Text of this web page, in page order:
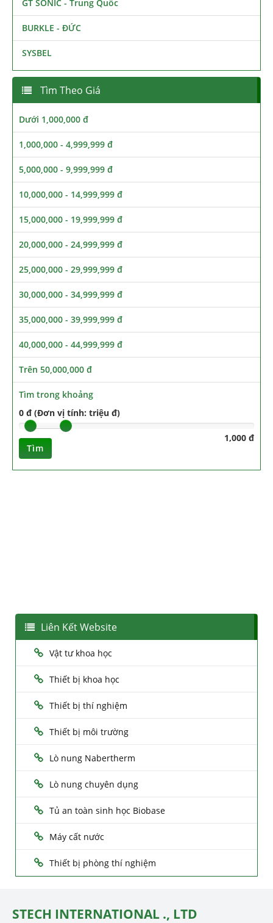
GT SONIC - Trung Quốc
BURKLE - ĐỨC
SYSBEL
Tìm Theo Giá
Dưới 1,000,000 đ
1,000,000 - 4,999,999 đ
5,000,000 - 9,999,999 đ
10,000,000 - 14,999,999 đ
15,000,000 - 19,999,999 đ
20,000,000 - 24,999,999 đ
25,000,000 - 29,999,999 đ
30,000,000 - 34,999,999 đ
35,000,000 - 39,999,999 đ
40,000,000 - 44,999,999 đ
Trên 50,000,000 đ
Tìm trong khoảng
0 đ (Đơn vị tính: triệu đ)
1,000 đ
Tìm
Liên Kết Website
Vật tư khoa học
Thiết bị khoa học
Thiết bị thí nghiệm
Thiết bị môi trường
Lò nung Nabertherm
Lò nung chuyên dụng
Tủ an toàn sinh học Biobase
Máy cất nước
Thiết bị phòng thí nghiệm
STECH INTERNATIONAL ., LTD